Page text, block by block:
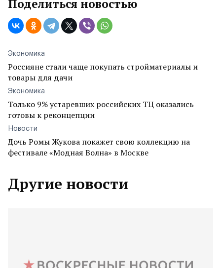
Поделиться новостью
Экономика
Россияне стали чаще покупать стройматериалы и
товары для дачи
Экономика
Только 9% устаревших российских ТЦ оказались
готовы к реконцепции
Новости
Дочь Ромы Жукова покажет свою коллекцию на
фестивале «Модная Волна» в Москве
Другие новости